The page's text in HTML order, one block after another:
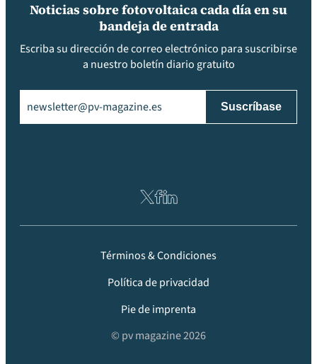
Noticias sobre fotovoltaica cada día en su
bandeja de entrada
Escriba su dirección de correo electrónico para suscribirse
a nuestro boletín diario gratuito
Términos & Condiciones
Política de privacidad
Pie de imprenta
© pv magazine 2026